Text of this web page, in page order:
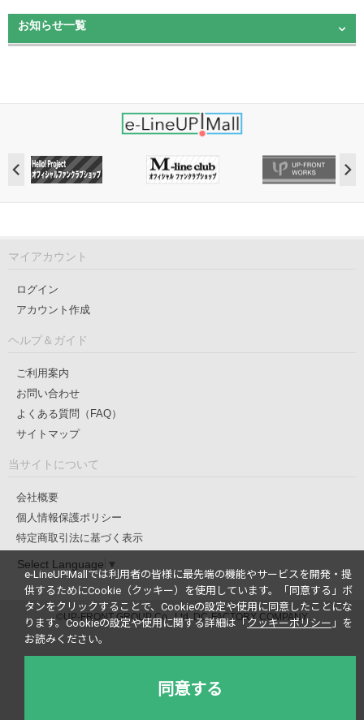
お知らせ一覧
マイアカウント
ログイン
アカウント作成
ヘルプ＆ガイド
ご利用案内
お問い合わせ
よくある質問（FAQ）
サイトマップ
当サイトについて
会社概要
個人情報保護ポリシー
特定商取引法に基づく表示
Select Language ▼
©UP-FRONT GROUP Co., Ltd. DC-FACTORY COMPANY
e-LineUP!Mallでは利用者の皆様に最先端の機能やサービスを開発・提
供するためにCookie（クッキー）を使用しています。
「同意する」ボ
タンをクリックすることで、Cookieの設定や使用に同意したことにな
ります。Cookieの設定や使用に関する詳細は「 クッキーポリシー 」を
お読みください。
同意する